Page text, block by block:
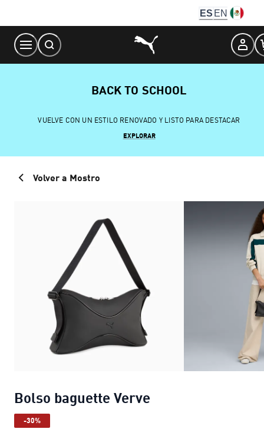
Content
ES EN
BACK TO SCHOOL
VUELVE CON UN ESTILO RENOVADO Y LISTO PARA DESTACAR
EXPLORAR
Volver a Mostro
Bolso baguette Verve
-30%